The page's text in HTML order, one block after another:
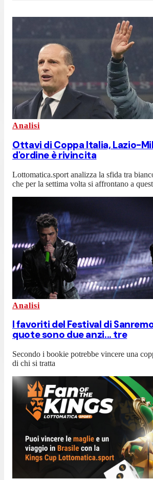
Analisi
Ottavi di Coppa Italia, Lazio-
d'ordine è rivincita
Lottomatica.sport analizza la sfida tra
che per la settima volta si affrontano a
Analisi
I favoriti del Festival di
quote sono due anzi... tre
Secondo i bookie potrebbe vincere una
di chi si tratta